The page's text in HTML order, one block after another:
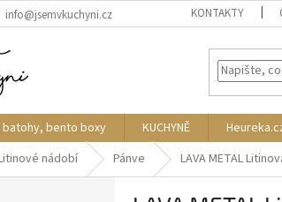
info@jsemvkuchyni.cz KONTAKTY
bento boxy KUCHYNĚ
nádobí Pánve LAVA METAL